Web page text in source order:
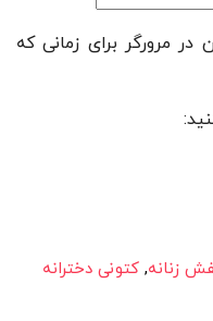
مرورگر برای زمانی که
زنانه, کتونی دخترانه